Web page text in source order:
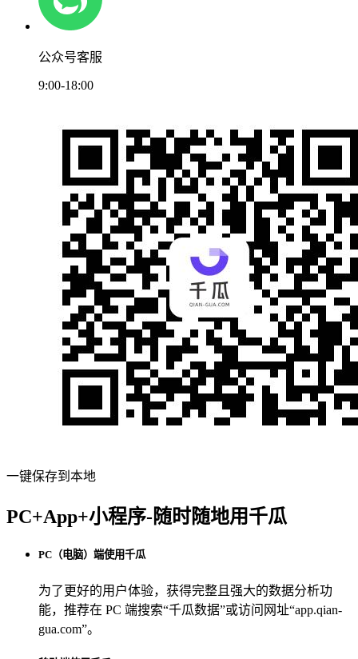
公众号客服
9:00-18:00
一键保存到本地
PC+App+小程序-随时随地用千瓜
PC（电脑）端使用千瓜
为了更好的用户体验，获得完整且强大的数据分析功
能，推荐在 PC 端搜索“千瓜数据”或访问网址“app.qian-
gua.com”。